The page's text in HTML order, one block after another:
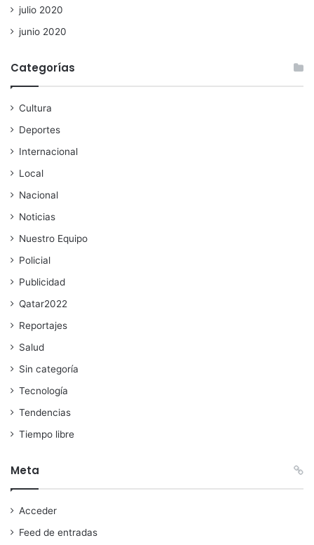
julio 2020
junio 2020
Categorías
Cultura
Deportes
Internacional
Local
Nacional
Noticias
Nuestro Equipo
Policial
Publicidad
Qatar2022
Reportajes
Salud
Sin categoría
Tecnología
Tendencias
Tiempo libre
Meta
Acceder
Feed de entradas